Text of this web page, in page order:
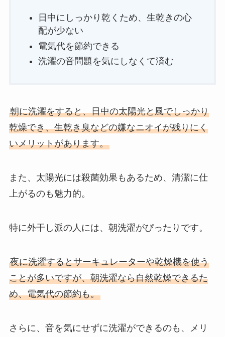
日中にしっかり乾くため、生乾きの心
配が少ない
電気代を節約できる
洗濯の音問題を気にしなくて済む
朝に洗濯をすると、日中の太陽光と風でしっかり
乾燥でき、生乾き臭などの嫌なニオイが残りにく
いメリットがあります。
また、太陽光には殺菌効果もあるため、清潔に仕
上がるのも魅力的。
特に外干し派の人には、朝洗濯がぴったりです。
夜に洗濯するとサーキュレーターや乾燥機を使う
ことが多いですが、朝洗濯なら自然乾燥できるた
め、電気代の節約も。
さらに、音を気にせずに洗濯ができるのも、メリ